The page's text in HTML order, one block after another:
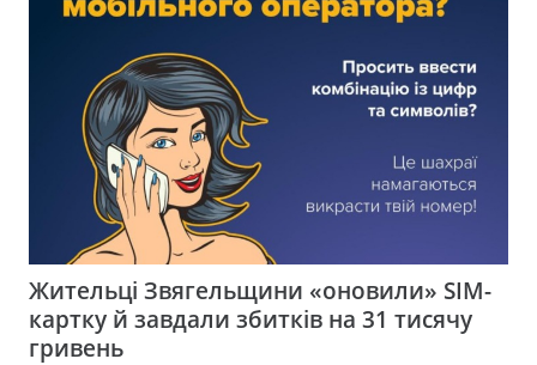
Жительці Звягельщини «оновили» SIM-
картку й завдали збитків на 31 тисячу
гривень